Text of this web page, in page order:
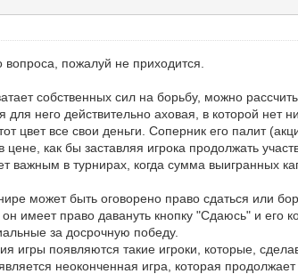
пожалуй не приходится.
собственных сил на борьбу, можно
него действительно аховая, в которой нет
цвет все свои деньги. Соперник его палит
как бы заставляя игрока продолжать
важным в турнирах, когда сумма выигранных
может быть оговорено право сдаться или
имеет право давануть кнопку "Сдаюсь" и его
за досрочную победу.
игры появляются такие игроки, которые,
неоконченная игра, которая